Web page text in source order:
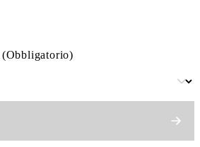
(Obbligatorio)